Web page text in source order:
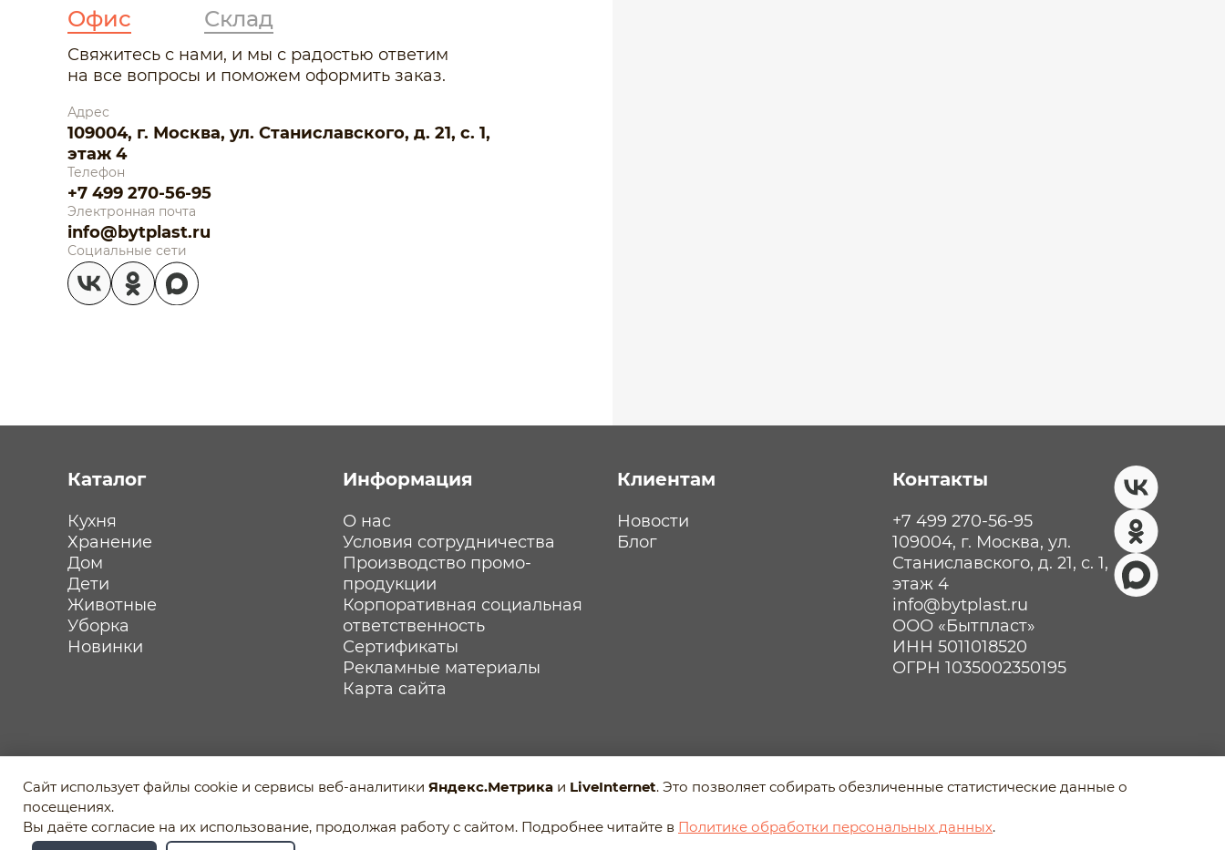
Офис Склад
Свяжитесь с нами, и мы с радостью ответим
на все вопросы и поможем оформить заказ.
Адрес
109004, г. Москва, ул. Станиславского, д. 21, с. 1,
этаж 4
Телефон
+7 499 270-56-95
Электронная почта
info@bytplast.ru
Социальные сети
Каталог
Кухня
Хранение
Дом
Дети
Животные
Уборка
Новинки
Информация
О нас
Условия сотрудничества
Производство промо-
продукции
Корпоративная социальная
ответственность
Сертификаты
Рекламные материалы
Карта сайта
Клиентам
Новости
Блог
Контакты
+7 499 270-56-95
109004, г. Москва, ул.
Станиславского, д. 21, с. 1,
этаж 4
info@bytplast.ru
ООО «Бытпласт»
ИНН 5011018520
ОГРН 1035002350195
Пользовательское соглашение
Отозвать согласие на обработку персональных данных
Разработано в Agency-5
Сайт использует файлы cookie и сервисы веб-аналитики Яндекс.Метрика и LiveInternet. Это позволяет собирать обезличенные статистические данные о
посещениях.
Вы даёте согласие на их использование, продолжая работу с сайтом. Подробнее читайте в Политике обработки персональных данных.